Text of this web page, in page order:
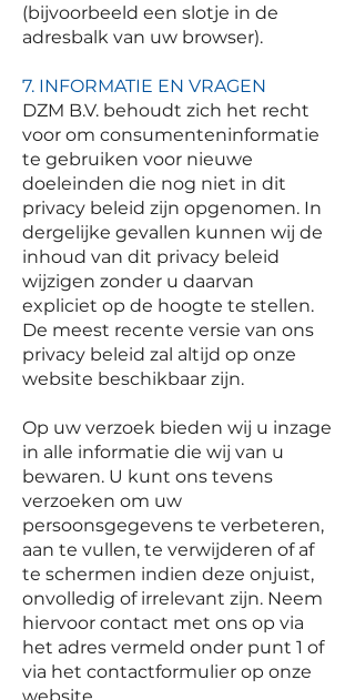
(bijvoorbeeld een slotje in de
adresbalk van uw browser).
7. INFORMATIE EN VRAGEN
DZM B.V. behoudt zich het recht
voor om consumenteninformatie
te gebruiken voor nieuwe
doeleinden die nog niet in dit
privacy beleid zijn opgenomen. In
dergelijke gevallen kunnen wij de
inhoud van dit privacy beleid
wijzigen zonder u daarvan
expliciet op de hoogte te stellen.
De meest recente versie van ons
privacy beleid zal altijd op onze
website beschikbaar zijn.
Op uw verzoek bieden wij u inzage
in alle informatie die wij van u
bewaren. U kunt ons tevens
verzoeken om uw
persoonsgegevens te verbeteren,
aan te vullen, te verwijderen of af
te schermen indien deze onjuist,
onvolledig of irrelevant zijn. Neem
hiervoor contact met ons op via
het adres vermeld onder punt 1 of
via het contactformulier op onze